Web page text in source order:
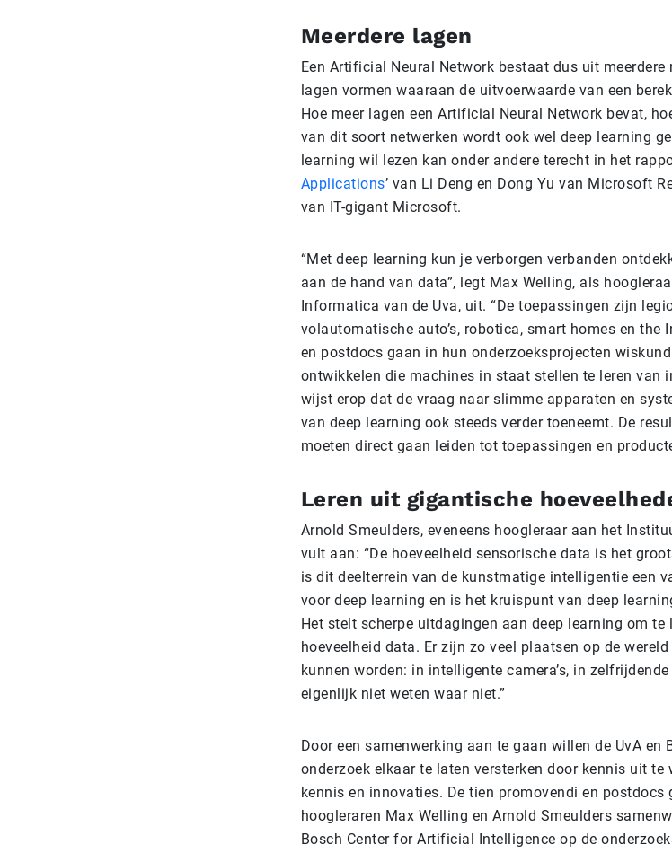
Meerdere lagen
Een Artificial Neural Network bestaat dus uit meerdere
lagen vormen waaraan de uitvoerwaarde van een
Hoe meer lagen een Artificial Neural Network bevat,
van dit soort netwerken wordt ook wel deep learning
learning wil lezen kan onder andere terecht in het
Applications’ van Li Deng en Dong Yu van Microsoft
van IT-gigant Microsoft.
“Met deep learning kun je verborgen verbanden
aan de hand van data”, legt Max Welling, als
Informatica van de Uva, uit. “De toepassingen zijn
volautomatische auto’s, robotica, smart homes en the
en postdocs gaan in hun onderzoeksprojecten
ontwikkelen die machines in staat stellen te leren van
wijst erop dat de vraag naar slimme apparaten en
van deep learning ook steeds verder toeneemt. De
moeten direct gaan leiden tot toepassingen en
Leren uit gigantische
Arnold Smeulders, eveneens hoogleraar aan het
vult aan: “De hoeveelheid sensorische data is het
is dit deelterrein van de kunstmatige intelligentie een
voor deep learning en is het kruispunt van deep
Het stelt scherpe uitdagingen aan deep learning om
hoeveelheid data. Er zijn zo veel plaatsen op de
kunnen worden: in intelligente camera’s, in
eigenlijk niet weten waar niet.”
Door een samenwerking aan te gaan willen de UvA
onderzoek elkaar te laten versterken door kennis uit
kennis en innovaties. De tien promovendi en postdocs
hoogleraren Max Welling en Arnold Smeulders
Bosch Center for Artificial Intelligence op de